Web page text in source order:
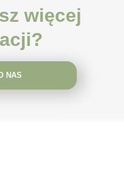
więcej
NAS